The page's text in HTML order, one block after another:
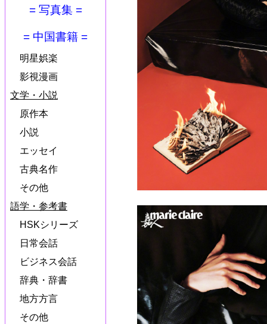
= 写真集 =
= 中国書籍 =
明星娯楽
影視漫画
文学・小説
原作本
小説
エッセイ
古典名作
その他
語学・参考書
HSKシリーズ
日常会話
ビジネス会話
辞典・辞書
地方方言
その他